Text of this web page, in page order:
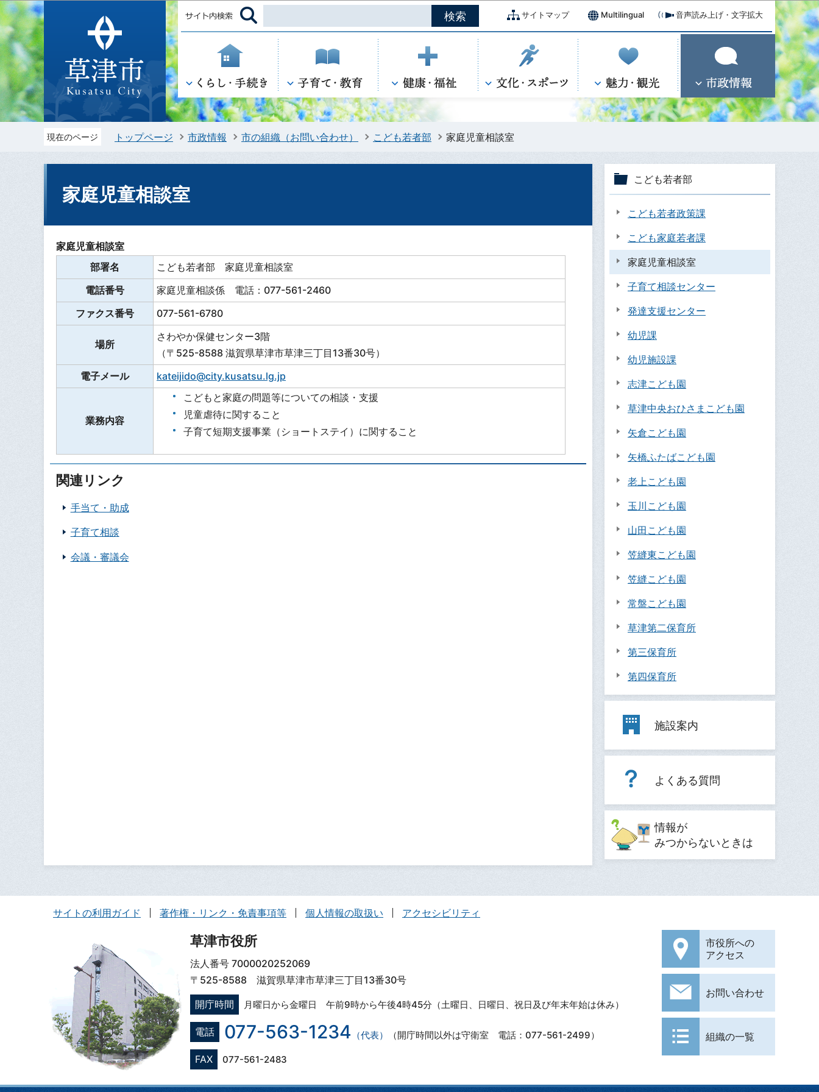
このページの本文へ移動
サイトマップ Multilingual 音声読み上げ・文字拡大
現在のページ トップページ 市政情報 市の組織（お問い合わせ） こども若者部 家庭児童相談室
家庭児童相談室
家庭児童相談室
部署名
こども若者部 家庭児童相談室
電話番号
家庭児童相談係 電話：077-561-2460
ファクス番号
077-561-6780
場所
さわやか保健センター3階
（〒525-8588 滋賀県草津市草津三丁目13番30号）
電子メール
kateijido@city.kusatsu.lg.jp
業務内容
こどもと家庭の問題等についての相談・支援
児童虐待に関すること
子育て短期支援事業（ショートステイ）に関すること
関連リンク
手当て・助成
子育て相談
会議・審議会
こども若者部
こども若者政策課
こども家庭若者課
家庭児童相談室
子育て相談センター
発達支援センター
幼児課
幼児施設課
志津こども園
草津中央おひさまこども園
矢倉こども園
矢橋ふたばこども園
老上こども園
玉川こども園
山田こども園
笠縫東こども園
笠縫こども園
常盤こども園
草津第二保育所
第三保育所
第四保育所
施設案内
よくある質問
情報が
みつからないときは
サイトの利用ガイド 著作権・リンク・免責事項等 個人情報の取扱い アクセシビリティ
草津市役所
法人番号 7000020252069
〒525-8588 滋賀県草津市草津三丁目13番30号
開庁時間
月曜日から金曜日 午前9時から午後4時45分（土曜日、日曜日、祝日及び年末年始は休み）
電話 077-563-1234 （代表） （開庁時間以外は守衛室 電話：077-561-2499）
FAX 077-561-2483
市役所への
アクセス
お問い合わせ
組織の一覧